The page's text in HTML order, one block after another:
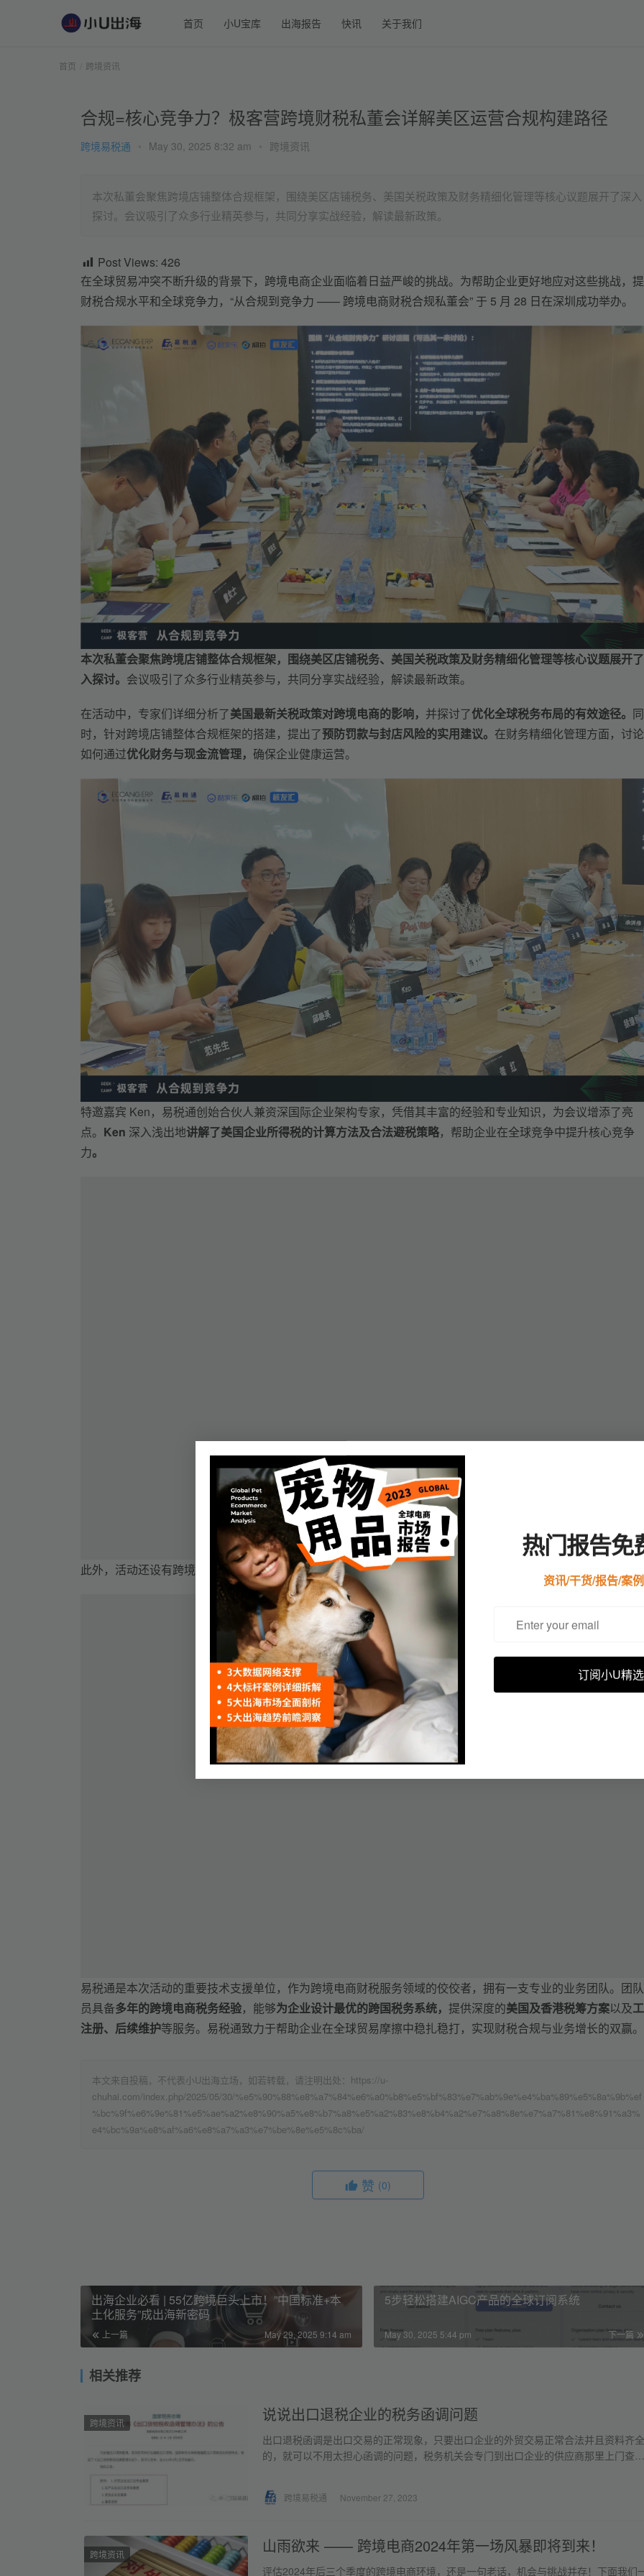
热门报告免
资讯/干货/报告/案
订阅小U精选
首页 小U宝库 出海报告 快讯 关于我们
首页 跨境资讯
合规=核心竞争力？极客营跨境财税私董会详解美区运营合规构建路径
跨境易税通 May 30, 2025 8:32 am 跨境资讯
本次私董会聚焦跨境店铺整体合规框架，围绕美区店铺税务、美国关税政策及财务精细化管理等核心议题展开了深入
探讨。会议吸引了众多行业精英参与，共同分享实战经验，解读最新政策。
Post Views: 426
在全球贸易冲突不断升级的背景下，跨境电商企业面临着日益严峻的挑战。为帮助企业更好地应对这些挑战，
财税合规水平和全球竞争力，“从合规到竞争力 —— 跨境电商财税合规私董会” 于 5 月 28 日在深圳成功举办。
本次私董会聚焦跨境店铺整体合规框架，围绕美区店铺税务、美国关税政策及财务精细化管理等核心议题展开
入探讨。 会议吸引了众多行业精英参与，共同分享实战经验，解读最新政策。
在活动中，专家们详细分析了美国最新关税政策对跨境电商的影响， 并探讨了优化全球税务布局的有效途径。 同
时，针对跨境店铺整体合规框架的搭建，提出了预防罚款与封店风险的实用建议。 在财务精细化管理方面，讨
如何通过优化财务与现金流管理， 确保企业健康运营。
特邀嘉宾 Ken，易税通创始合伙人兼资深国际企业架构专家，凭借其丰富的经验和专业知识，为会议增添了亮
点。 Ken 深入浅出地讲解了美国企业所得税的计算方法及合法避税策略，帮助企业在全球竞争中提升核心竞争
力。
此外，活动还设有跨境知识饭局，为参会者提供了进一步交流和互动的机会。
易税通是本次活动的重要技术支援单位，作为跨境电商财税服务领域的佼佼者，拥有一支专业的业务团队。团
员具备多年的跨境电商税务经验，能够为企业设计最优的跨国税务系统， 提供深度的美国及香港税筹方案以及
注册、后续维护等服务。易税通致力于帮助企业在全球贸易摩擦中稳扎稳打，实现财税合规与业务增长的双赢。
本文来自投稿，不代表小U出海立场，如若转载，请注明出处：https://u-
chuhai.com/index.php/2025/05/30/%e5%90%88%e8%a7%84%e6%a0%b8%e5%bf%83%e7%ab%9e%e4%ba%89%e5%8a%9b%ef
%bc%9f%e6%9e%81%e5%ae%a2%e8%90%a5%e8%b7%a8%e5%a2%83%e8%b4%a2%e7%a8%8e%e7%a7%81%e8%91%a3%
e4%bc%9a%e8%af%a6%e8%a7%a3%e7%be%8e%e5%8c%ba/
赞 (0)
出海企业必看 | 55亿跨境巨头上市！”中国标准+本
土化服务”成出海新密码
上一篇 May 29, 2025 9:14 am
5步轻松搭建AIGC产品的全球订阅系统
下一篇
May 30, 2025 5:44 pm
相关推荐
跨境资讯 说说出口退税企业的税务函调问题
出口退税函调是出口交易的正常现象，只要出口企业的外贸交易正常合法并且资料齐全
的，就可以不用太担心函调的问题，税务机关会专门到出口企业的供应商那里上门查
跨境易税通 November 27, 2023
跨境资讯 山雨欲来 —— 跨境电商2024年第一场风暴即将到来！
评估2024年后三个季度的跨境电商环境，还是一句老话，机会与挑战并存！下面我们